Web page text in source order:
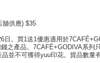
舖供應) $35
日。買1送1優惠適用於
之產品。7CAFÉ+GODIVA系列
並不可獲得yuu印花。貨品數量